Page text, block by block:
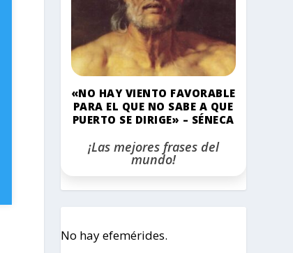
«NO HAY VIENTO FAVORABLE
PARA EL QUE NO SABE A QUE
PUERTO SE DIRIGE» – SÉNECA
¡Las mejores frases del
mundo!
No hay efemérides.